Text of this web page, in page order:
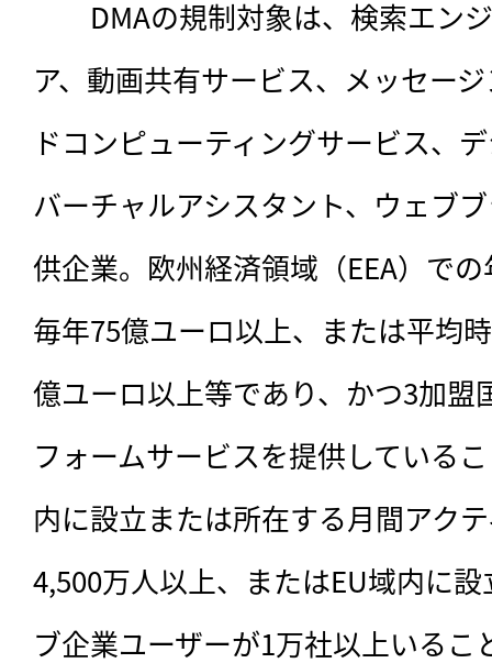
DMAの規制対象は、検索エンジ
ア、動画共有サービス、メッセー
ドコンピューティングサービス、
バーチャルアシスタント、ウェブ
供企業。欧州経済領域（EEA）で
毎年75億ユーロ以上、または平均
億ユーロ以上等であり、かつ3加盟
フォームサービスを提供している
内に設立または所在する月間アク
4,500万人以上、またはEU域内に
ブ企業ユーザーが1万社以上いるこ